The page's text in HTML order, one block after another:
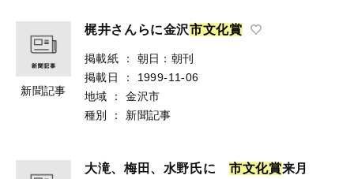
新聞記事
梶井さんらに金沢市文化賞
掲載紙 ：
朝日：朝刊
掲載日
：
1999-11-06
地域
：
金沢市
種別
： 新聞記事
大滝、梅田、水野氏に市文化賞来月